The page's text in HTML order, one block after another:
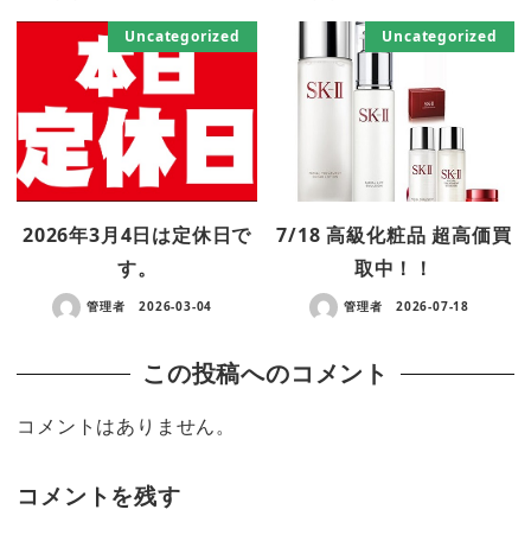
Uncategorized
2026年3月4日は定休日で
す。
管理者 2026-03-04
Uncategorized
7/18 高級化粧品 超高価買
取中！！
管理者 2026-07-18
この投稿へのコメント
コメントはありません。
コメントを残す